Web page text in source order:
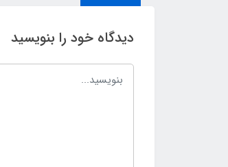
دیدگاه خود را بنویسید